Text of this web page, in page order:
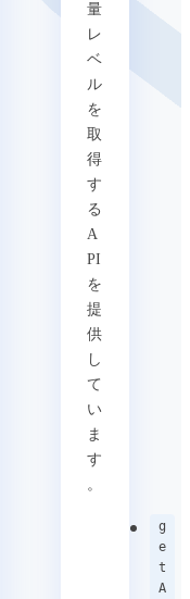
量
レ
ベ
ル
を
取
得
す
る
A
PI
を
提
供
し
て
い
ま
す
。
g
e
t
A